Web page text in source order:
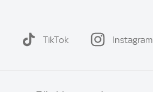
TikTok Instagram